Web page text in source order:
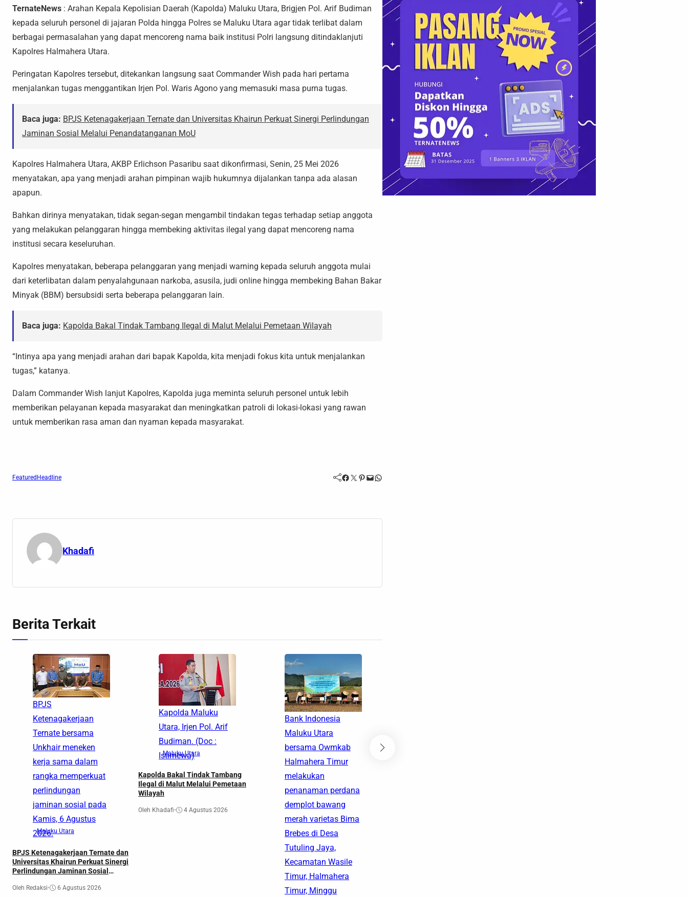
TernateNews : Arahan Kepala Kepolisian Daerah (Kapolda) Maluku Utara, Brigjen Pol. Arif Budiman
kepada seluruh personel di jajaran Polda hingga Polres se Maluku Utara agar tidak terlibat dalam
berbagai permasalahan yang dapat mencoreng nama baik institusi Polri langsung ditindaklanjuti
Kapolres Halmahera Utara.
Peringatan Kapolres tersebut, ditekankan langsung saat Commander Wish pada hari pertama
menjalankan tugas menggantikan Irjen Pol. Waris Agono yang memasuki masa purna tugas.
Baca juga: BPJS Ketenagakerjaan Ternate dan Universitas Khairun Perkuat Sinergi Perlindungan
Jaminan Sosial Melalui Penandatanganan MoU
Kapolres Halmahera Utara, AKBP Erlichson Pasaribu saat dikonfirmasi, Senin, 25 Mei 2026
menyatakan, apa yang menjadi arahan pimpinan wajib hukumnya dijalankan tanpa ada alasan
apapun.
Bahkan dirinya menyatakan, tidak segan-segan mengambil tindakan tegas terhadap setiap anggota
yang melakukan pelanggaran hingga membeking aktivitas ilegal yang dapat mencoreng nama
institusi secara keseluruhan.
Kapolres menyatakan, beberapa pelanggaran yang menjadi warning kepada seluruh anggota mulai
dari keterlibatan dalam penyalahgunaan narkoba, asusila, judi online hingga membeking Bahan Bakar
Minyak (BBM) bersubsidi serta beberapa pelanggaran lain.
Baca juga: Kapolda Bakal Tindak Tambang Ilegal di Malut Melalui Pemetaan Wilayah
“Intinya apa yang menjadi arahan dari bapak Kapolda, kita menjadi fokus kita untuk menjalankan
tugas,” katanya.
Dalam Commander Wish lanjut Kapolres, Kapolda juga meminta seluruh personel untuk lebih
memberikan pelayanan kepada masyarakat dan meningkatkan patroli di lokasi-lokasi yang rawan
untuk memberikan rasa aman dan nyaman kepada masyarakat.
Featured Headline Facebook Twitter Pinterest Mail WhatsApp
Khadafi
Berita Terkait
BPJS
Ketenagakerjaan
Ternate bersama
Unkhair meneken
kerja sama dalam
rangka memperkuat
perlindungan
jaminan sosial pada
Kamis, 6 Agustus
2026.
Maluku Utara
BPJS Ketenagakerjaan Ternate dan
Universitas Khairun Perkuat Sinergi
Perlindungan Jaminan Sosial
Oleh Redaksi• 6 Agustus 2026
Kapolda Maluku
Utara, Irjen Pol. Arif
Budiman. (Doc :
Istimewa)
Maluku Utara
Kapolda Bakal Tindak Tambang
Ilegal di Malut Melalui Pemetaan
Wilayah
Oleh Khadafi• 4 Agustus 2026
Bank Indonesia
Maluku Utara
bersama Owmkab
Halmahera Timur
melakukan
penanaman perdana
demplot bawang
merah varietas Bima
Brebes di Desa
Tutuling Jaya,
Kecamatan Wasile
Timur, Halmahera
Timur, Minggu